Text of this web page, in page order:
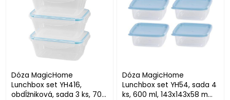
Dóza MagicHome
Lunchbox set YH416,
obdĺžniková, sada 3 ks, 700
Dóza MagicHome
Lunchbox set YH54, sada 4
ks, 600 ml, 143x143x58 mm,